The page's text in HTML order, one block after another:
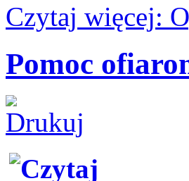
Czytaj więcej:
Pomoc